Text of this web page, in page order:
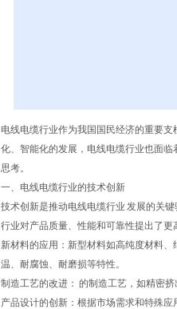
电线电缆行业作为我国国民经济的重要
化、智能化的发展，电线电缆行业也面
思考。
一、电线电缆行业的技术创新
技术创新是推动电线电缆行业 发展的关
行业对产品质量、性能和可靠性提出了更
新材料的应用：新型材料如高纯度材料
温、耐腐蚀、耐磨损等特性。
制造工艺的改进： 的制造工艺，如精密
产品设计的创新：根据市场需求和特殊